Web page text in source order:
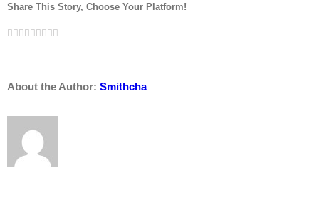
Share This Story, Choose Your Platform!
Facebook
Twitter
LinkedIn
Reddit
Whatsapp
Google+
Tumblr
Pinterest
Vk
About the Author: Smithcha